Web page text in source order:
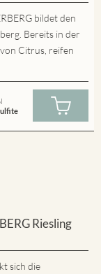
bildet den
Bereits in der
Citrus, reifen
Riesling
sich die